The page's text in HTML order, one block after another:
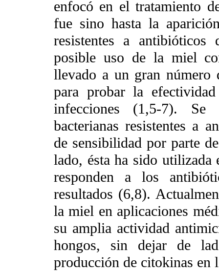
enfocó en el tratamiento
fue sino hasta la
resistentes a
posible uso de la miel
llevado a un gran número
para probar la
infecciones (1,5-7). Se
bacterianas resistentes a
de sensibilidad por parte
lado, ésta ha sido utilizada
responden a los
resultados (6,8).
la miel en aplicaciones
su amplia actividad
hongos, sin dejar de
producción de citokinas en